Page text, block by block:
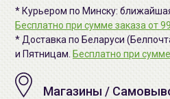
* Курьером по Минску: ближайшая
Бесплатно при сумме заказа от 99
* Доставка по Беларуси
и Пятницам. Бесплатно при сумме
Магазины /